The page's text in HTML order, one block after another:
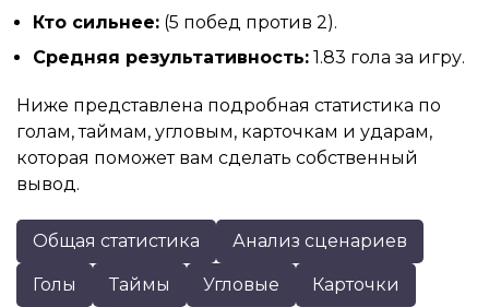
Кто сильнее: (5 побед против 2).
Средняя результативность: 1.83 гола за игру.
Ниже представлена подробная статистика по
голам, таймам, угловым, карточкам и ударам,
которая поможет вам сделать собственный
вывод.
Общая статистика Анализ сценариев
Голы Таймы Угловые Карточки